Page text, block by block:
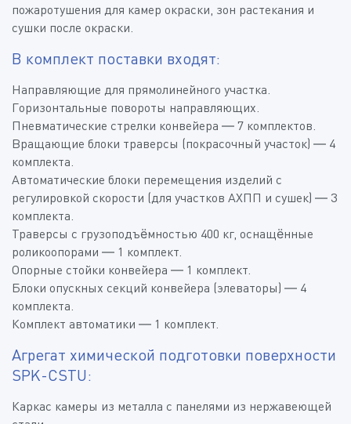
пожаротушения для камер окраски, зон растекания и
сушки после окраски.
В комплект поставки входят:
Направляющие для прямолинейного участка.
Горизонтальные повороты направляющих.
Пневматические стрелки конвейера — 7 комплектов.
Вращающие блоки траверсы (покрасочный участок) — 4
комплекта.
Автоматические блоки перемещения изделий с
регулировкой скорости (для участков АХПП и сушек) — 3
комплекта.
Траверсы с грузоподъёмностью 400 кг, оснащённые
роликоопорами — 1 комплект.
Опорные стойки конвейера — 1 комплект.
Блоки опускных секций конвейера (элеваторы) — 4
комплекта.
Комплект автоматики — 1 комплект.
Агрегат химической подготовки поверхности
SPK-CSTU:
Каркас камеры из металла с панелями из нержавеющей